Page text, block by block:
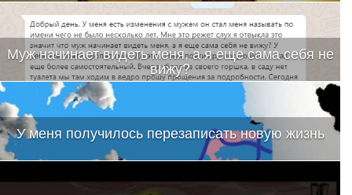
Муж начинает видеть меня, а я еще сама себя не
вижу?
У меня получилось перезаписать новую жизнь